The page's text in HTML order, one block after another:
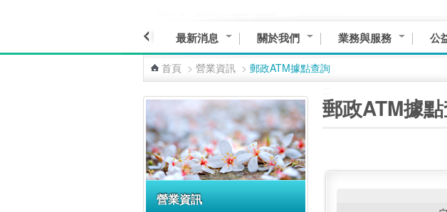
最新消息 關於我們 業務與服務 公
首頁 > 營業資訊 > 郵政ATM據點查詢
營業資訊
郵政ATM據